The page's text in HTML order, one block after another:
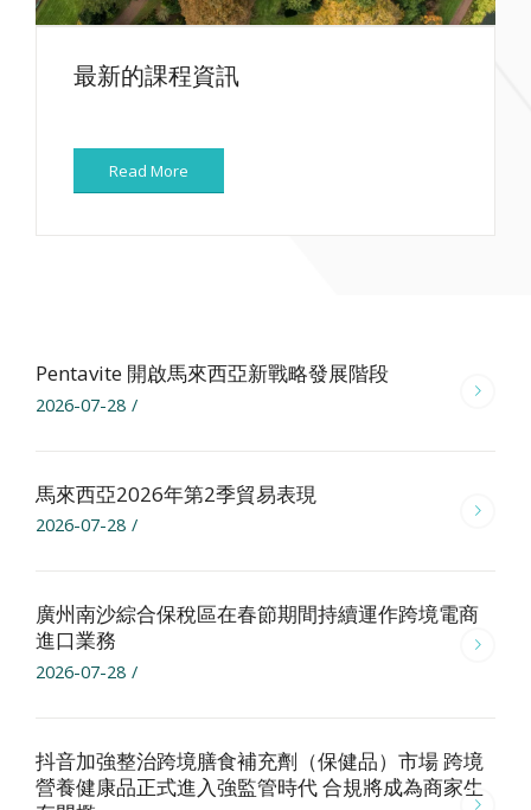
最新的課程資訊
Read More
Pentavite 開啟馬來西亞新戰略發展階段
2026-07-28 /
馬來西亞2026年第2季貿易表現
2026-07-28 /
廣州南沙綜合保稅區在春節期間持續運作跨境電商
進口業務
2026-07-28 /
抖音加強整治跨境膳食補充劑（保健品）市場 跨境
營養健康品正式進入強監管時代 合規將成為商家生